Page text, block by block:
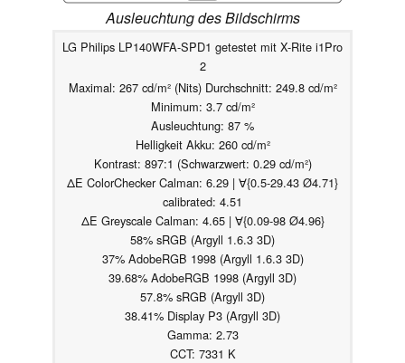
Ausleuchtung des Bildschirms
LG Philips LP140WFA-SPD1 getestet mit X-Rite i1Pro
2
Maximal: 267 cd/m² (Nits) Durchschnitt: 249.8 cd/m²
Minimum: 3.7 cd/m²
Ausleuchtung: 87 %
Helligkeit Akku: 260 cd/m²
Kontrast: 897:1 (Schwarzwert: 0.29 cd/m²)
ΔE ColorChecker Calman: 6.29 | ∀{0.5-29.43 Ø4.71}
calibrated: 4.51
ΔE Greyscale Calman: 4.65 | ∀{0.09-98 Ø4.96}
58% sRGB (Argyll 1.6.3 3D)
37% AdobeRGB 1998 (Argyll 1.6.3 3D)
39.68% AdobeRGB 1998 (Argyll 3D)
57.8% sRGB (Argyll 3D)
38.41% Display P3 (Argyll 3D)
Gamma: 2.73
CCT: 7331 K